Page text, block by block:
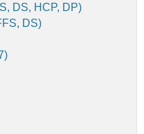
DS, HCP, DP)
DS)